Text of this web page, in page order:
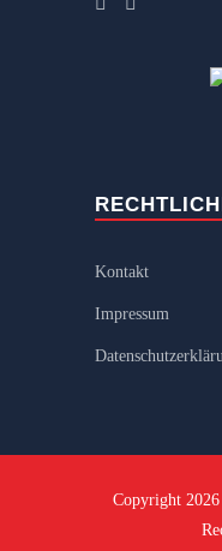
Kontakt
Impressum
Copyright